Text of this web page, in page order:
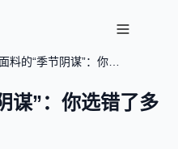
料的“季节阴谋”：你选
谋”：你选错了多